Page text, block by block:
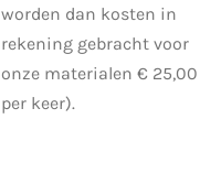
worden dan kosten in
rekening gebracht voor
onze materialen € 25,00
per keer).